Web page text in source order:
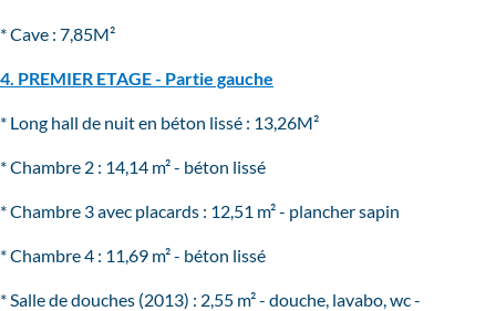
* Cave : 7,85M²
4. PREMIER ETAGE - Partie gauche
* Long hall de nuit en béton lissé : 13,26M²
* Chambre 2 : 14,14 m² - béton lissé
* Chambre 3 avec placards : 12,51 m² - plancher sapin
* Chambre 4 : 11,69 m² - béton lissé
* Salle de douches (2013) : 2,55 m² - douche, lavabo, wc -